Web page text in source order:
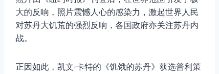
大的反响，照片震憾人心的感染力，激起世界人民
对苏丹大饥荒的强烈反响，各国政府亦关注苏丹内
战。
正因如此，凯文·卡特的《饥饿的苏丹》获选普利策